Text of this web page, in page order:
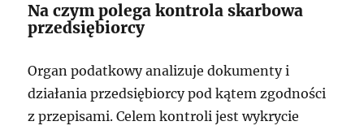
Na czym polega kontrola skarbowa
przedsiębiorcy
Organ podatkowy analizuje dokumenty i
działania przedsiębiorcy pod kątem zgodności
z przepisami. Celem kontroli jest wykrycie